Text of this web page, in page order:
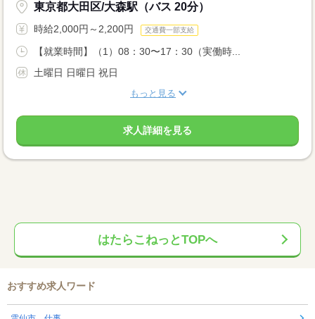
東京都大田区/大森駅（バス 20分）
時給2,000円～2,200円 交通費一部支給
【就業時間】（1）08：30〜17：30（実働時...
土曜日 日曜日 祝日
もっと見る
求人詳細を見る
はたらこねっとTOPへ
おすすめ求人ワード